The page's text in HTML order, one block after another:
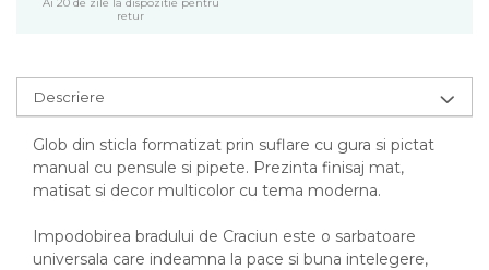
retur
Descriere
Glob din sticla formatizat prin suflare cu gura si pictat
manual cu pensule si pipete. Prezinta finisaj mat,
matisat si decor multicolor cu tema moderna.
Impodobirea bradului de Craciun este o sarbatoare
universala care indeamna la pace si buna intelegere,